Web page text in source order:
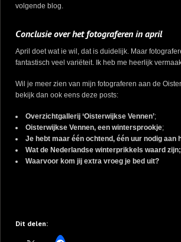
volgende blog.
Conclusie over het fotograferen in april
April doet wat ie wil, dat is duidelijk. Maar
fantastisch veel variëteit. Ik heb me heerlijk
Wil je meer zien van mijn fotograferen aan de
bekijk dan ook eens deze posts:
Overzichtgallerij ‘Oisterwijkse Vennen’;
Oisterwijkse Vennen, een wintersprookje;
Je hebt maar één ochtend, één uur nodig aan
Wat de Nederlandse winterprikkels waard zijn;
Waarvoor kom jij extra vroeg je bed uit?
Dit delen: